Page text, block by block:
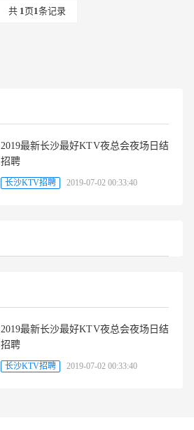
共 1页1条记录
2019最新长沙最好KTV夜总会夜场日结
招聘
长沙KTV招聘 2019-07-02 00:33:40
2019最新长沙最好KTV夜总会夜场日结
招聘
长沙KTV招聘 2019-07-02 00:33:40